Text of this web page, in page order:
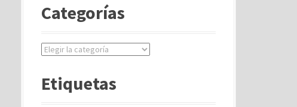
Categorías
C
e
Etiquetas